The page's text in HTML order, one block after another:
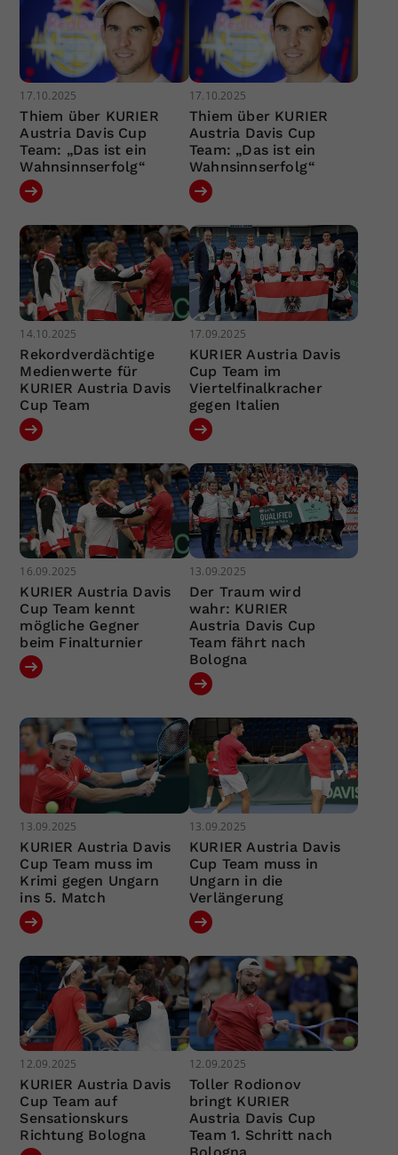
17.10.2025
Thiem über KURIER
Austria Davis Cup
Team: „Das ist ein
Wahnsinnserfolg“
17.10.2025
Thiem über KURIER
Austria Davis Cup
Team: „Das ist ein
Wahnsinnserfolg“
14.10.2025
Rekordverdächtige
Medienwerte für
KURIER Austria Davis
Cup Team
17.09.2025
KURIER Austria Davis
Cup Team im
Viertelfinalkracher
gegen Italien
16.09.2025
KURIER Austria Davis
Cup Team kennt
mögliche Gegner
beim Finalturnier
13.09.2025
Der Traum wird
wahr: KURIER
Austria Davis Cup
Team fährt nach
Bologna
13.09.2025
KURIER Austria Davis
Cup Team muss im
Krimi gegen Ungarn
ins 5. Match
13.09.2025
KURIER Austria Davis
Cup Team muss in
Ungarn in die
Verlängerung
12.09.2025
KURIER Austria Davis
Cup Team auf
Sensationskurs
Richtung Bologna
12.09.2025
Toller Rodionov
bringt KURIER
Austria Davis Cup
Team 1. Schritt nach